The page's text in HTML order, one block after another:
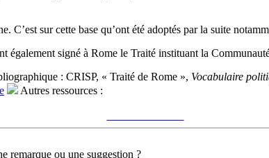
sur cette base qu’ont été adoptés par la suite
également signé à Rome le Traité instituant la
: CRISP, « Traité de Rome », Vocabulaire
Autres ressources :
remarque ou une suggestion ?